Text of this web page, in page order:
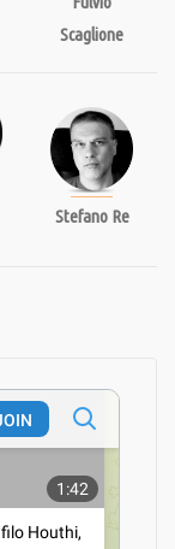
puntata
una guerra per
Scaglione
Stefano Re